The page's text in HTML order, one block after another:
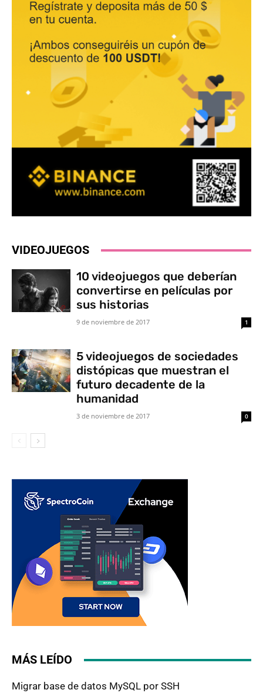
VIDEOJUEGOS
10 videojuegos que deberían
convertirse en películas por
sus historias
9 de noviembre de 2017 1
5 videojuegos de sociedades
distópicas que muestran el
futuro decadente de la
humanidad
3 de noviembre de 2017 0
MÁS LEÍDO
Migrar base de datos MySQL por SSH